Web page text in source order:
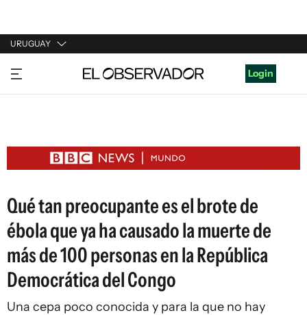
URUGUAY
URUGUAY
ARGENTINA
ESTADOS UNIDOS
Login
Qué tan preocupante es el brote de
ébola que ya ha causado la muerte de
más de 100 personas en la República
Democrática del Congo
Una cepa poco conocida y para la que no hay